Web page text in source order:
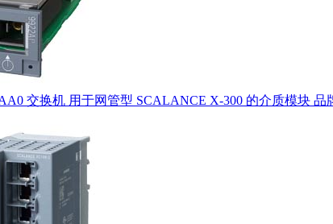
交换机 用于网管型 SCALANCE X-300 的介质模块 品